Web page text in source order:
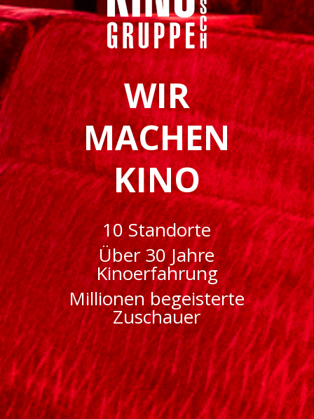
WIR
MACHEN
KINO
10 Standorte
Über 30 Jahre
Kinoerfahrung
Millionen begeisterte
Zuschauer